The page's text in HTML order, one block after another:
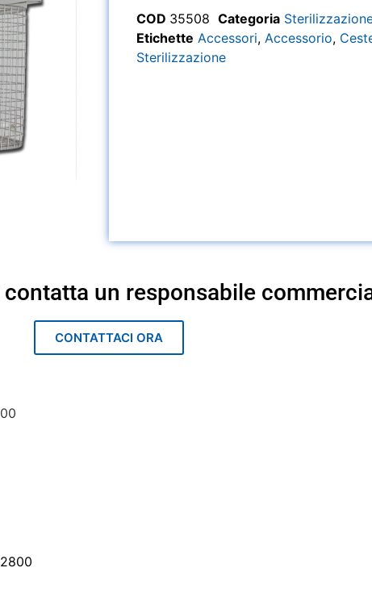
COD 35508 Categoria
Etichette Accessori, Accessorio,
Sterilizzazione
un responsabile
CONTATTACI ORA